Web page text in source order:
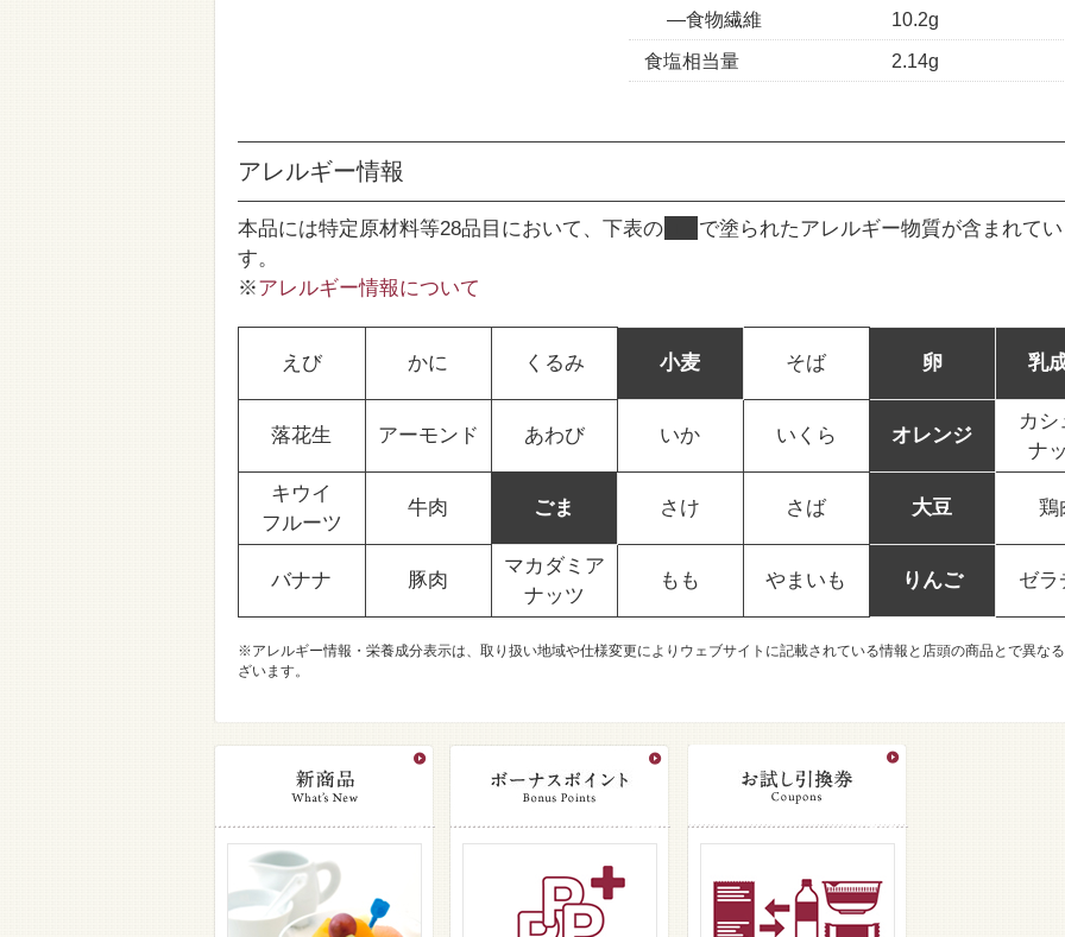
食物繊維
10.2g
食塩相当量
2.14g
アレルギー情報
本品には特定原材料等28品目において、下表の
で塗られたアレルギー物質が含まれて
す。
※アレルギー情報について
えび かに くるみ 小麦 そば 卵 乳
落花生 アーモンド あわび いか いくら オレンジ
カシ
ナ
キウイ
フルーツ
牛肉 ごま さけ さば 大豆 鶏
バナナ 豚肉
マカダミア
ナッツ
もも やまいも りんご ゼラ
※アレルギー情報・栄養成分表示は、取り扱い地域や仕様変更によりウェブサイトに記載されている情報と店頭の商品とで異な
ざいます。